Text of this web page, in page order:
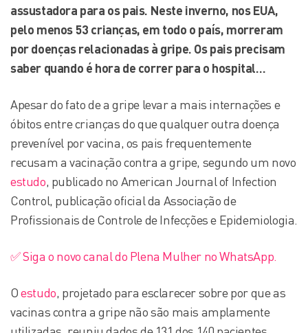
assustadora para os pais. Neste inverno, nos EUA,
pelo menos 53 crianças, em todo o país, morreram
por doenças relacionadas à gripe. Os pais precisam
saber quando é hora de correr para o hospital…
Apesar do fato de a gripe levar a mais internações e
óbitos entre crianças do que qualquer outra doença
prevenível por vacina, os pais frequentemente
recusam a vacinação contra a gripe, segundo um novo
estudo, publicado no American Journal of Infection
Control, publicação oficial da Associação de
Profissionais de Controle de Infecções e Epidemiologia.
✅ Siga o novo canal do Plena Mulher no WhatsApp.
Oestudo, projetado para esclarecer sobre por que as
vacinas contra a gripe não são mais amplamente